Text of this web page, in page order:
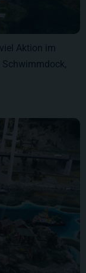
Aktion im
Schwimmdock,